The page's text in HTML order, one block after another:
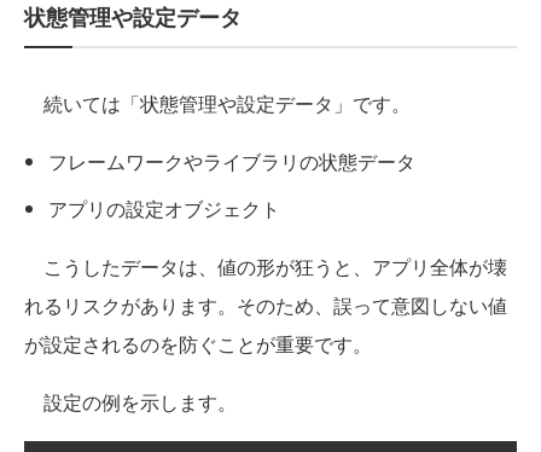
状態管理や設定データ
続いては「状態管理や設定データ」です。
フレームワークやライブラリの状態データ
アプリの設定オブジェクト
こうしたデータは、値の形が狂うと、アプリ全体が壊
れるリスクがあります。そのため、誤って意図しない値
が設定されるのを防ぐことが重要です。
設定の例を示します。